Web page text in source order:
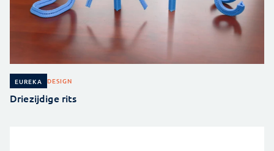
EUREKA DESIGN
Driezijdige rits